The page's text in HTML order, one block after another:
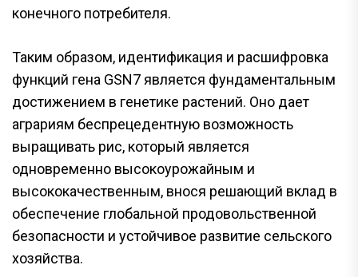
конечного потребителя.
Таким образом, идентификация и расшифровка
функций гена GSN7 является фундаментальным
достижением в генетике растений. Оно дает
аграриям беспрецедентную возможность
выращивать рис, который является
одновременно высокоурожайным и
высококачественным, внося решающий вклад в
обеспечение глобальной продовольственной
безопасности и устойчивое развитие сельского
хозяйства.